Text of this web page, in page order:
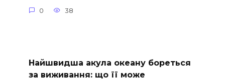
0 38
Найшвидша акула океану бореться
за виживання: що її може